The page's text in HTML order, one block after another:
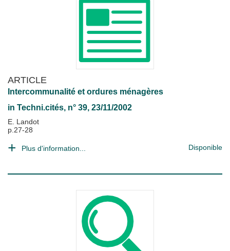
ARTICLE
Intercommunalité et ordures ménagères
in Techni.cités, n° 39, 23/11/2002
E. Landot
p.27-28
Plus d'information... Disponible